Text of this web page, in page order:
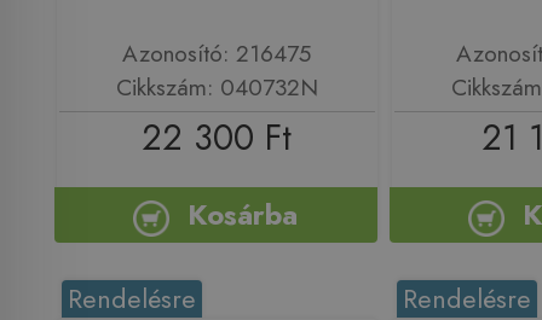
Azonosító: 216475
Cikkszám: 040732N
22 300 Ft
Kosárba
21
Rendelésre Rendelésre